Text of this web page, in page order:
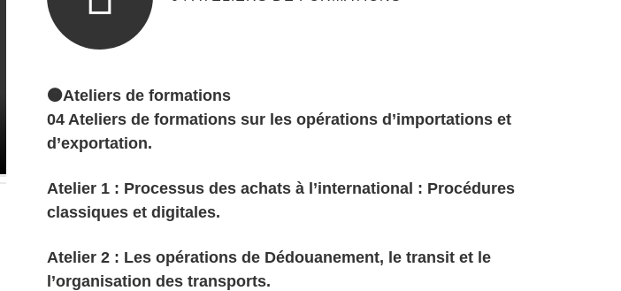
🟠Ateliers de formations
04 Ateliers de formations sur les opérations d’importations et
d’exportation.
Atelier 1 : Processus des achats à l’international : Procédures
classiques et digitales.
Atelier 2 : Les opérations de Dédouanement, le transit et le
l’organisation des transports.